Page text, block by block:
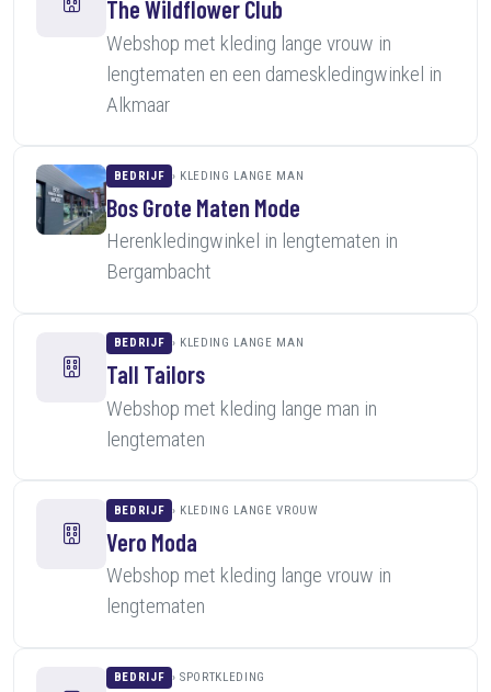
The Wildflower Club
Webshop met kleding lange vrouw in
lengtematen en een dameskledingwinkel in
Alkmaar
BEDRIJF KLEDING LANGE MAN
Bos Grote Maten Mode
Herenkledingwinkel in lengtematen in
Bergambacht
BEDRIJF KLEDING LANGE MAN
Tall Tailors
Webshop met kleding lange man in
lengtematen
BEDRIJF KLEDING LANGE VROUW
Vero Moda
Webshop met kleding lange vrouw in
lengtematen
BEDRIJF SPORTKLEDING